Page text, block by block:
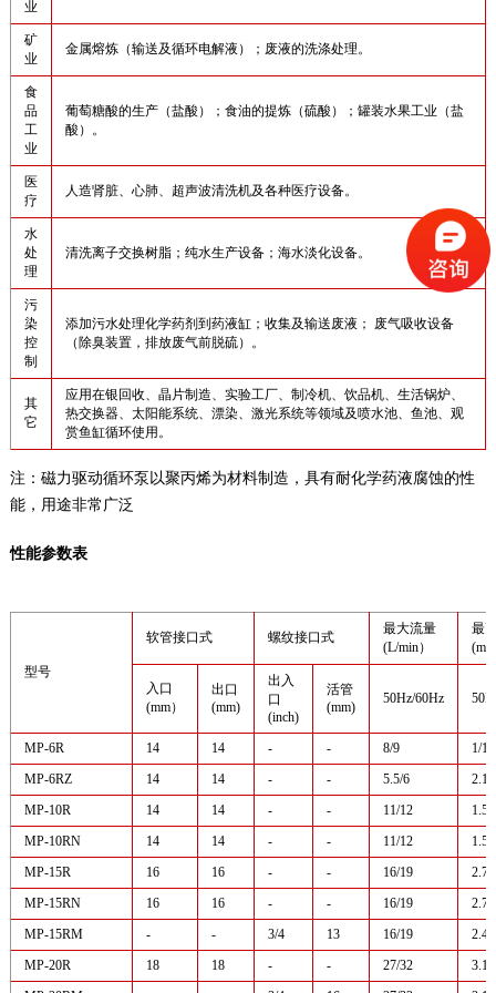
业
矿
业
金属熔炼（输送及循环电解液）；废液的洗涤处理。
食
品
工
业
葡萄糖酸的生产（盐酸）；食油的提炼（硫酸）；罐装水果工业（盐
酸）。
医
疗
人造肾脏、心肺、超声波清洗机及各种医疗设备。
水
处
理
清洗离子交换树脂；纯水生产设备；海水淡化设备。
污
染
控
制
添加污水处理化学药剂到药液缸；收集及输送废液； 废气吸收设备
（除臭装置，排放废气前脱硫）。
其
它
应用在银回收、晶片制造、实验工厂、制冷机、饮品机、生活锅炉、
热交换器、太阳能系统、漂染、激光系统等领域及喷水池、鱼池、观
赏鱼缸循环使用。
注：磁力驱动循环泵以聚丙烯为材料制造，具有耐化学药液腐蚀的性
能，用途非常广泛
性能参数表
型号
软管接口式 螺纹接口式
最大流量
(L/min）
最
(m
入口
(mm）
出口
(mm)
出入
口
(inch)
活管
(mm)
50Hz/60Hz
MP-6R 14 14 - - 8/9
1/
MP-6RZ
14 14 - - 5.5/6
2.1/
MP-10R
14 14 - - 11/12
1.5/
MP-10RN
14 14 - - 11/12
1.5/
MP-15R
16 16 - - 16/19
2.7/
MP-15RN
16 16 - - 16/19
2.7/
MP-15RM
- - 3/4 13 16/19
2.4/
MP-20R
18 18 - - 27/32
3.1/